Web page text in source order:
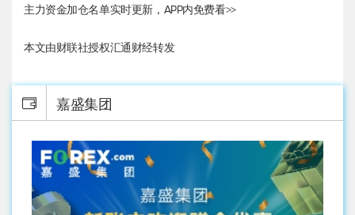
主力资金加仓名单实时更新，APP内免费看>>
本文由财联社授权汇通财经转发
嘉盛集团